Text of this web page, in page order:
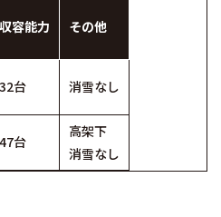
収容能力
その他
32台 消雪なし
47台
高架下
消雪なし